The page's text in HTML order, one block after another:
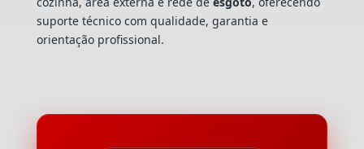
suporte técnico com qualidade, garantia e
orientação profissional.